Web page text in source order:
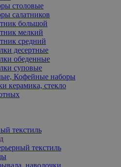
столовые
салатников
большой
мелкий
средний
десертные
обеденные
суповые
Кофейные наборы
керамика, стекло
текстиль
текстиль
наволочки